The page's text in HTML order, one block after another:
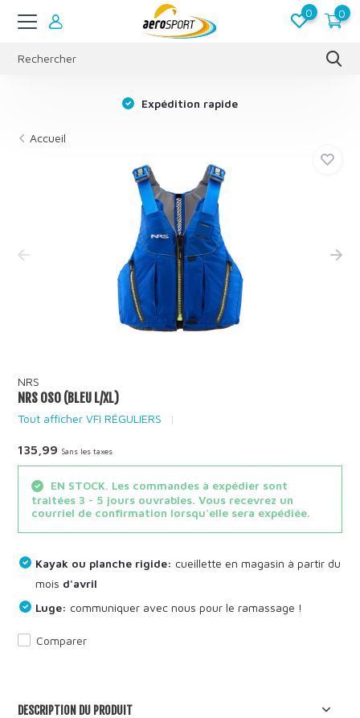
0 0
Expédition rapide
Accueil
NRS
NRS OSO (BLEU L/XL)
Tout afficher VFI RÉGULIERS
135,99 Sans les taxes
EN STOCK. Les commandes à expédier sont
traitées 3 - 5 jours ouvrables. Vous recevrez un
courriel de confirmation lorsqu'elle sera expédiée.
Kayak ou planche rigide: cueillette en magasin à partir du
mois d'avril
Luge: communiquer avec nous pour le ramassage !
Comparer
DESCRIPTION DU PRODUIT